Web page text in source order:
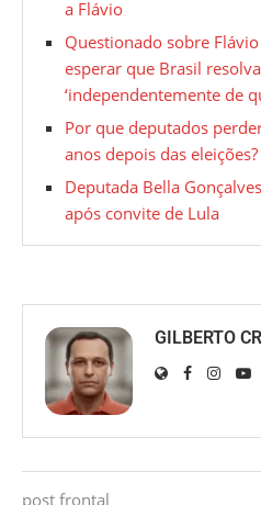
a Flávio
Questionado sobre
esperar que Brasil
‘independentemente de
Por que deputados
anos depois das eleições?
Deputada Bella
após convite de Lula
GILBERTO
post frontal